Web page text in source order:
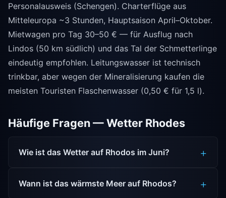
Personalausweis (Schengen). Charterflüge aus
Mitteleuropa ~3 Stunden, Hauptsaison April–Oktober.
Mietwagen pro Tag 30–50 € — für Ausflug nach
Lindos (50 km südlich) und das Tal der Schmetterlinge
eindeutig empfohlen. Leitungswasser ist technisch
trinkbar, aber wegen der Mineralisierung kaufen die
meisten Touristen Flaschenwasser (0,50 € für 1,5 l).
Häufige Fragen — Wetter Rhodes
Wie ist das Wetter auf Rhodos im Juni?
Wann ist das wärmste Meer auf Rhodos?